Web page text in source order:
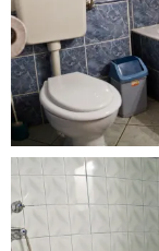
Our
Rooms